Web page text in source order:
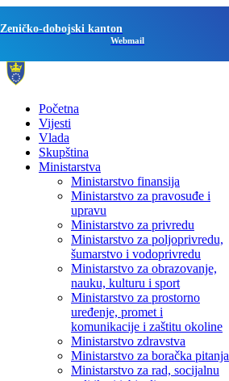
Zeničko-dobojski kanton
Webmail
Početna
Vijesti
Vlada
Skupština
Ministarstva
Ministarstvo finansija
Ministarstvo za pravosuđe i
upravu
Ministarstvo za privredu
Ministarstvo za poljoprivredu,
šumarstvo i vodoprivredu
Ministarstvo za obrazovanje,
nauku, kulturu i sport
Ministarstvo za prostorno
uređenje, promet i
komunikacije i zaštitu okoline
Ministarstvo zdravstva
Ministarstvo za boračka pitanja
Ministarstvo za rad, socijalnu